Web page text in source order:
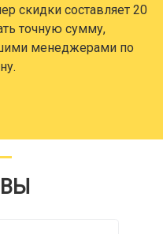
скидки составляет 20
точную сумму,
менеджерами по